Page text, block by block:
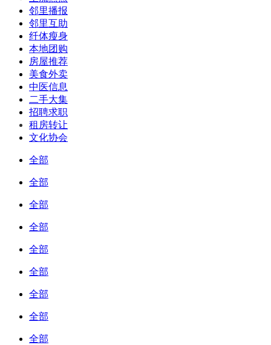
邻里播报
邻里互助
纤体瘦身
本地团购
房屋推荐
美食外卖
中医信息
二手大集
招聘求职
租房转让
文化协会
全部
全部
全部
全部
全部
全部
全部
全部
全部